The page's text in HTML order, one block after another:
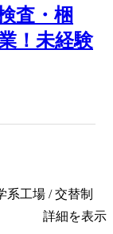
査・梱
！未経験
系工場 / 交替制
詳細を表示